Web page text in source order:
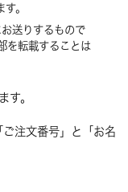
。
送りするもので
を転載することは
す。
注文番号」と「お名